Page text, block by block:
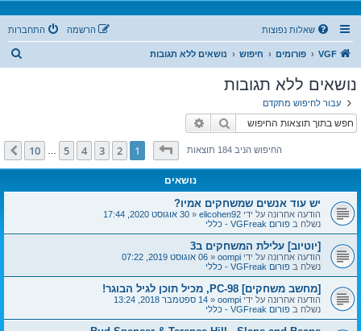
שאלות נפוצות התחברות הרשמה
VGF פורומים חיפוש נושאים ללא תגובות
ח
נושאים ללא תגובות
עבור לחיפוש מתקדם
חיפוש
החיפוש הניב 184 תוצאות דף1מתוך10
1
2
3
4
5
10 הבא
נושאים
יש עוד אנשים שמשחקים אמיו?
הודעה אחרונה על ידי elicohen92
«30 אוגוסט 2020, 17:44
נשלח בפורום VGFreak - כללי
[יוטיוב] עלילת המשחקים ב3
הודעה אחרונה על ידי oompi
«06 אוגוסט 2019, 07:22
נשלח בפורום VGFreak - כללי
[מחשב משחקים] PC-98, מכיל תוכן לגיל הבוגר!
הודעה אחרונה על ידי oompi
«14 ספטמבר 2018, 13:24
נשלח בפורום VGFreak - כללי